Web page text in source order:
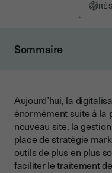
Sommaire
Le machine learning,
Le deep learning,
Comment
électronique ?
Aujourd’hui, la
énormément suite à la
nouveau site, la
place de stratégie
outils de plus en plus
faciliter le traitement